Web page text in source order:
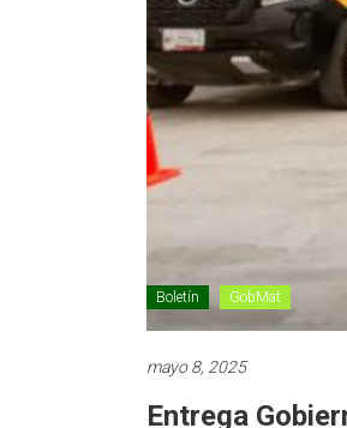
Boletín GobMat
mayo 8, 2025
Entrega